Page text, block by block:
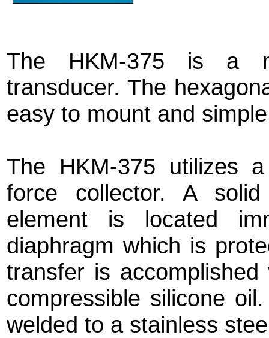
The HKM-375 is a
transducer. The
easy to mount and
The HKM-375 utilizes
force collector. A
element is located
diaphragm which is
transfer is
compressible silicone
welded to a stainless